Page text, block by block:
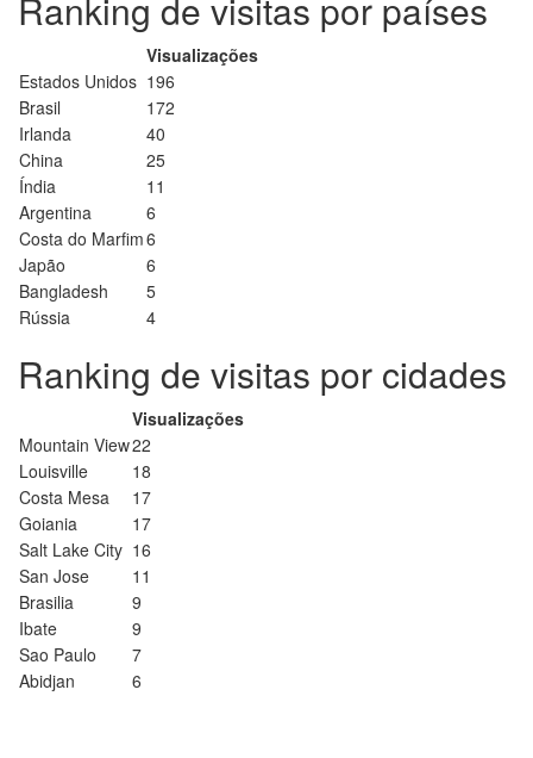
Visualizações
Estados Unidos 196
Brasil
172
Irlanda
40
China
25
Índia
11
Argentina
6
Costa do Marfim6
Japão
6
Bangladesh
5
Rússia
4
Ranking de visitas por cidades
Visualizações
Mountain View22
Louisville
18
Costa Mesa
17
Goiania
17
Salt Lake City 16
San Jose
11
Brasilia
9
Ibate
9
Sao Paulo
7
Abidjan
6